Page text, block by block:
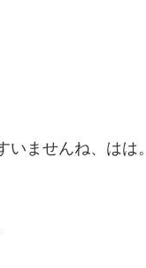
ませんね、はは。